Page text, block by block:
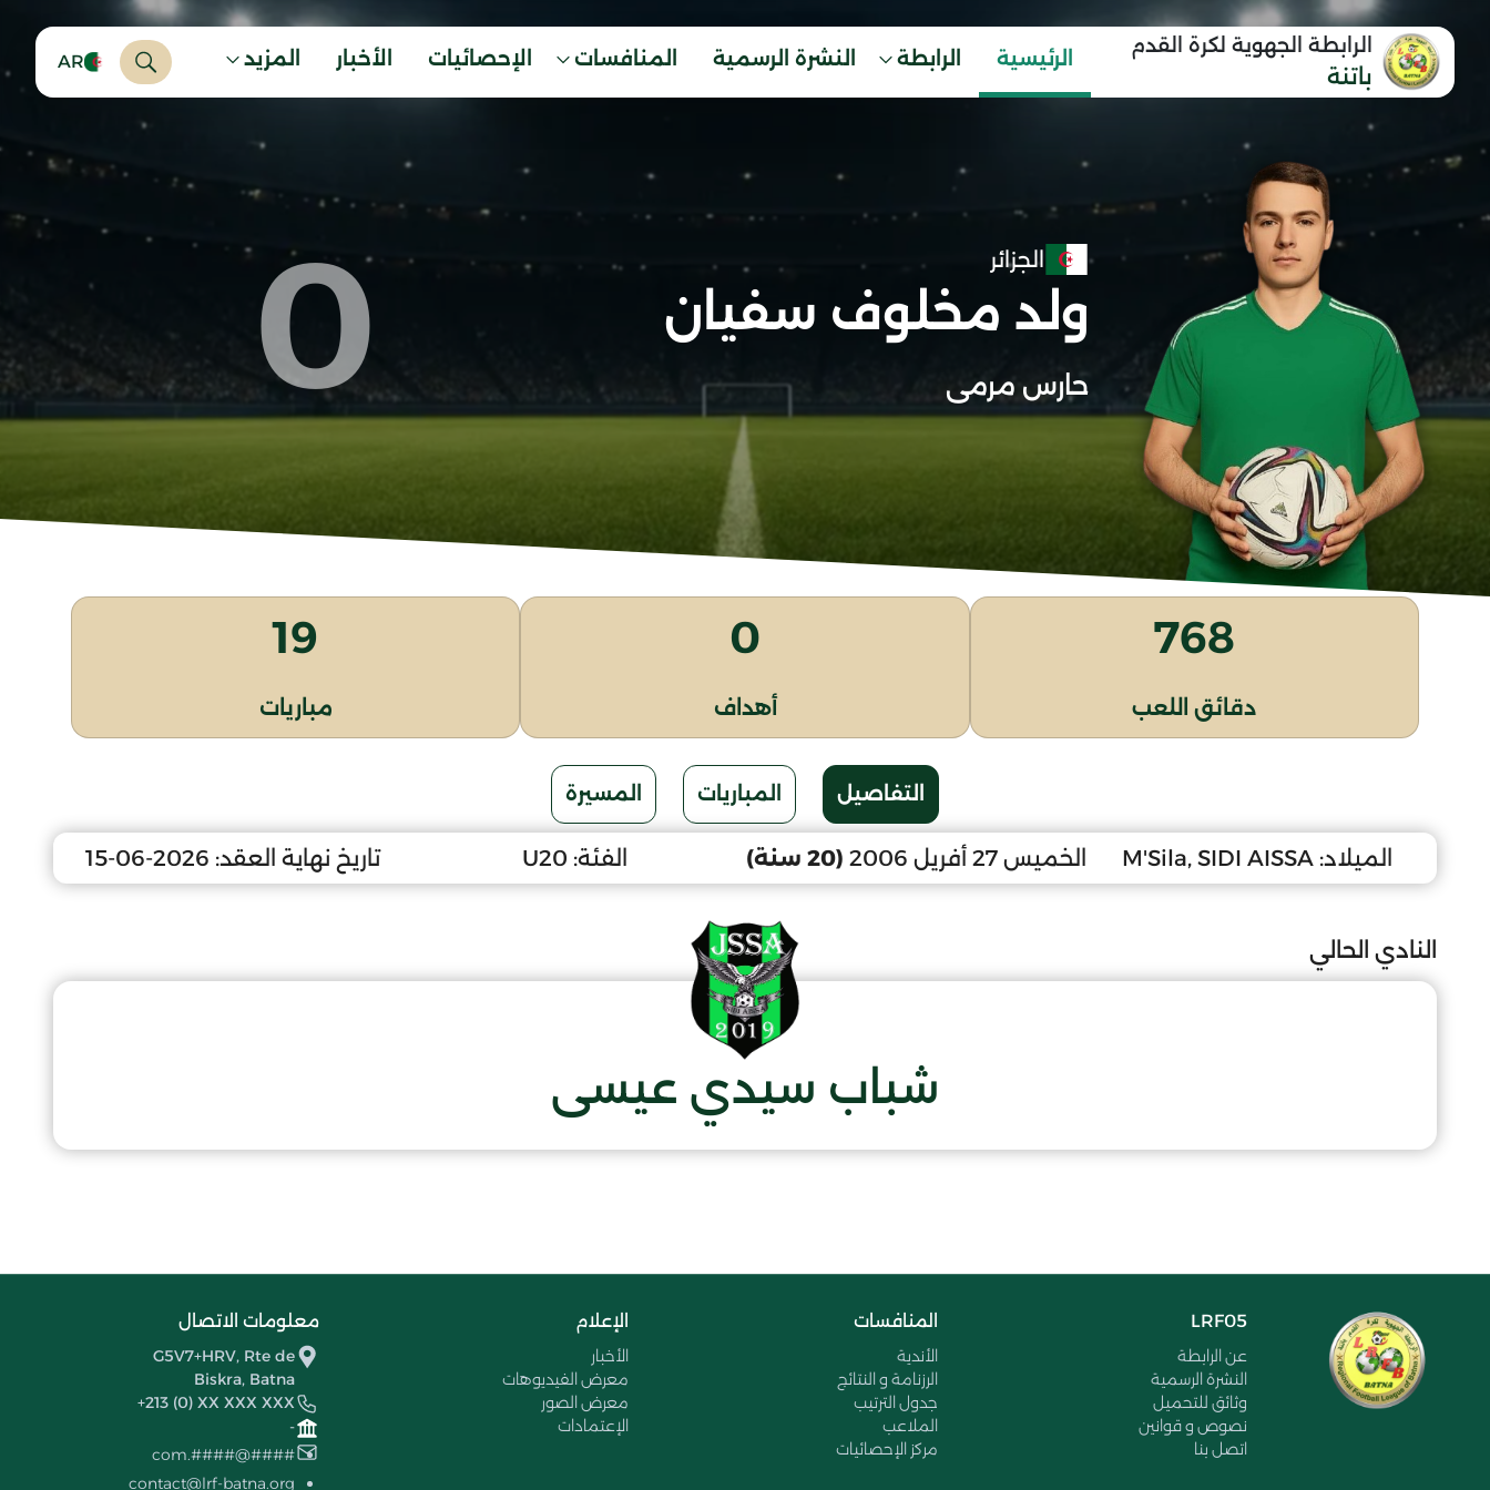
الرابطة الجهوية لكرة القدم
باتنة
الرئيسية الرابطة النشرة الرسمية المنافسات الإحصائيات الأخبار المزيد AR
الجزائر
ولد مخلوف سفيان
حارس مرمى 0
768
دقائق اللعب
0
أهداف
19
مباريات
التفاصيل المباريات المسيرة
الميلاد: M'Sila, SIDI AISSA الخميس 27 أفريل 2006 (20 سنة) الفئة: U20 تاريخ نهاية العقد: 2026-06-15
النادي الحالي
شباب سيدي عيسى
LRF05
عن الرابطة
النشرة الرسمية
وثائق للتحميل
نصوص و قوانين
اتصل بنا
المنافسات
الأندية
الرزنامة و النتائج
جدول الترتيب
الملاعب
مركز الإحصائيات
الإعلام
الأخبار
معرض الفيديوهات
معرض الصور
الإعتمادات
معلومات الاتصال
G5V7+HRV, Rte de
Biskra, Batna
+213 (0) XX XXX XXX
-
####@####.com
contact@lrf-batna.org